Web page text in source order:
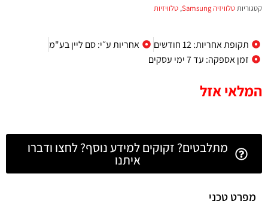
קטגוריותטלוויזיה Samsung , טלוויזיות
תקופת אחריות: 12 חודשים
אחריות ע״י: סם ליין בע"מ
זמן אספקה: עד 7 ימי עסקים
המלאי אזל
מתלבטים? זקוקים למידע נוסף? לחצו ודברו
איתנו
מפרט טכני